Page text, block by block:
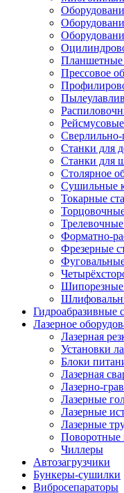
Планшетные
Прессовое
Сверлильно-
Станки для
Станки для
Столярное
Сушильные
Токарные
Форматно-
Фрезерные
Шипорезные
Гидроабразивные
Лазерное
Лазерная
Установки
Блоки
Лазерная
Лазерно-
Лазерные
Лазерные
Лазерные
Поворотные
Чиллеры
Автозагрузчики
Бункеры-сушилки
Вибросепараторы